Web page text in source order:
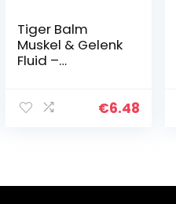
Tiger Balm
Muskel & Gelenk
Fluid –
lockert,
€6.48